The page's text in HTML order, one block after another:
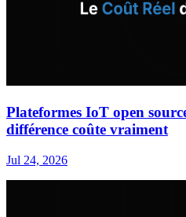
Plateformes IoT open
différence coûte vraiment
Jul 24, 2026